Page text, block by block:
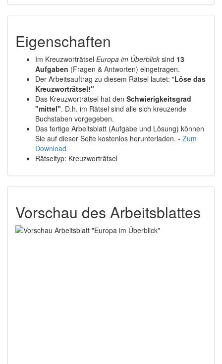
Eigenschaften
Im Kreuzworträtsel Europa im Überblick sind 13
Aufgaben (Fragen & Antworten) eingetragen.
Der Arbeitsauftrag zu diesem Rätsel lautet: "Löse das
Kreuzworträtsel!"
Das Kreuzworträtsel hat den Schwierigkeitsgrad
"mittel". D.h. im Rätsel sind alle sich kreuzende
Buchstaben vorgegeben.
Das fertige Arbeitsblatt (Aufgabe und Lösung) können
Sie auf dieser Seite kostenlos herunterladen. - Zum
Download
Rätseltyp: Kreuzworträtsel
Vorschau des Arbeitsblattes